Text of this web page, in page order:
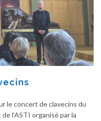
le concert de clavecins du
l’ASTI organisé par la